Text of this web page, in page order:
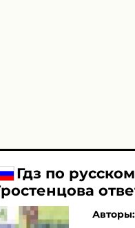
Гдз по
Авторы: